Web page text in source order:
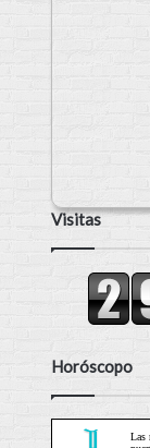
Visitas
Horóscopo